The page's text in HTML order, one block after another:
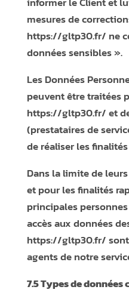
mesures de
https://gltp30.fr/ ne
données sensibles ».
Les Données
peuvent être traitées
https://gltp30.fr/et
(prestataires de
de réaliser les
Dans la limite de
et pour les finalités
principales
accès aux données
https://gltp30.fr/
agents de notre
7.5 Types de données